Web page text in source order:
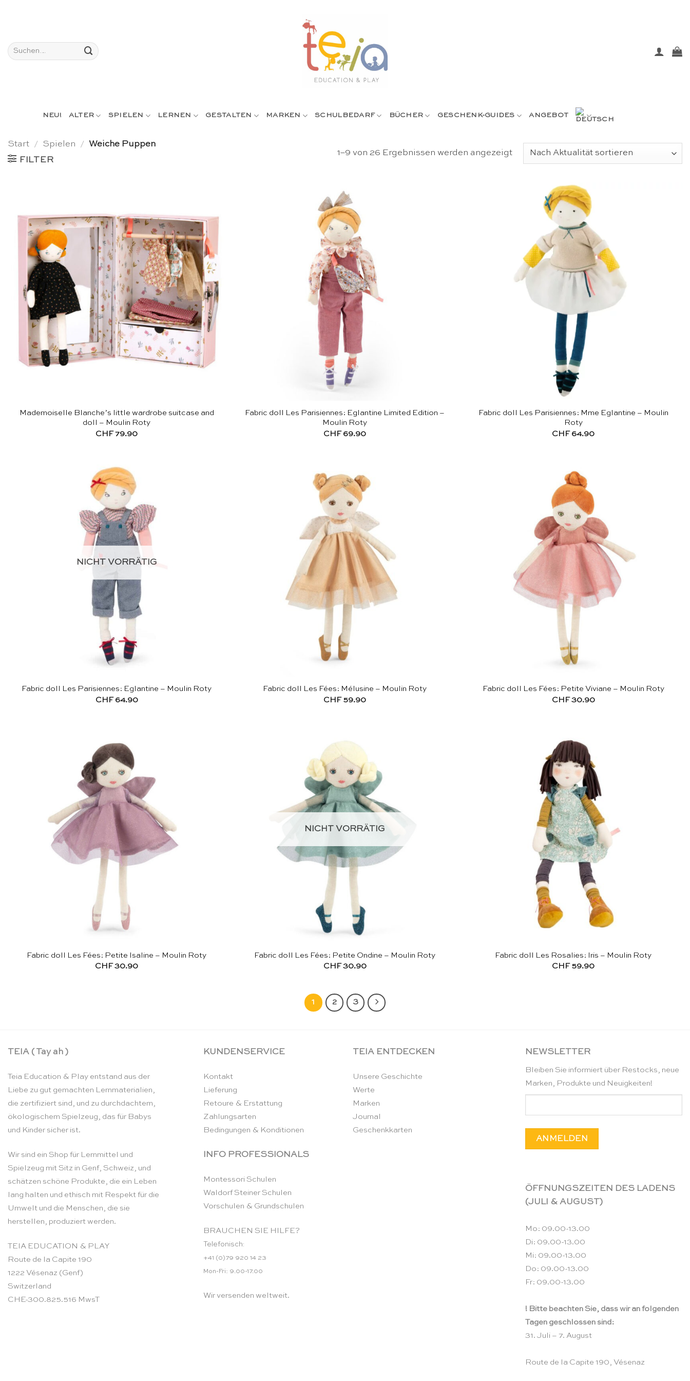
Suchen
nach:
NEU! ALTER SPIELEN LERNEN GESTALTEN MARKEN SCHULBEDARF BÜCHER GESCHENK-GUIDES ANGEBOT
Start / Spielen / Weiche Puppen
FILTER
1–9 von 26 Ergebnissen werden angezeigtNach
Aktualität
Mademoiselle Blanche’s little wardrobe suitcase and
doll – Moulin Roty
CHF79.90
Fabric doll Les Parisiennes: Eglantine Limited Edition –
Moulin Roty
CHF69.90
Fabric doll Les Parisiennes: Mme Eglantine – Moulin
Roty
CHF64.90
NICHT VORRÄTIG
Fabric doll Les Parisiennes: Eglantine – Moulin Roty
CHF64.90
Fabric doll Les Fées: Mélusine – Moulin Roty
CHF59.90
Fabric doll Les Fées: Petite Viviane – Moulin Roty
CHF30.90
Fabric doll Les Fées: Petite Isaline – Moulin Roty
CHF30.90
NICHT VORRÄTIG
Fabric doll Les Fées: Petite Ondine – Moulin Roty
CHF30.90
Fabric doll Les Rosalies: Iris – Moulin Roty
CHF59.90
1 2 3
TEIA ( Tay ah )
Teia Education & Play entstand aus der
Liebe zu gut gemachten Lernmaterialien,
die zertifiziert sind, und zu durchdachtem,
ökologischem Spielzeug, das für Babys
und Kinder sicher ist.
Wir sind ein Shop für Lernmittel und
Spielzeug mit Sitz in Genf, Schweiz, und
schätzen schöne Produkte, die ein Leben
lang halten und ethisch mit Respekt für die
Umwelt und die Menschen, die sie
herstellen, produziert werden.
TEIA EDUCATION & PLAY
Route de la Capite 190
1222 Vésenaz (Genf)
Switzerland
CHE-300.825.516 MwsT
KUNDENSERVICE
Kontakt
Lieferung
Retoure & Erstattung
Zahlungsarten
Bedingungen & Konditionen
INFO PROFESSIONALS
Montessori Schulen
Waldorf Steiner Schulen
Vorschulen & Grundschulen
BRAUCHEN SIE HILFE?
Telefonisch:
+41 (0)79 920 14 23
Mon-Fri: 9.00-17.00
Wir versenden weltweit.
TEIA ENTDECKEN
Unsere Geschichte
Werte
Marken
Journal
Geschenkkarten
NEWSLETTER
Bleiben Sie informiert über Restocks, neue
Marken, Produkte und Neuigkeiten!
ÖFFNUNGSZEITEN DES LADENS
(JULI & AUGUST)
Mo: 09.00-13.00
Di: 09.00-13.00
Mi: 09.00-13.00
Do: 09.00-13.00
Fr: 09.00-13.00
! Bitte beachten Sie, dass wir an folgenden
Tagen geschlossen sind:
31. Juli – 7. August
Route de la Capite 190, Vésenaz